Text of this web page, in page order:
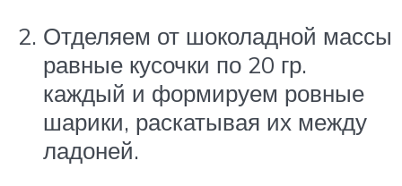
Отделяем от шоколадной массы
равные кусочки по 20 гр.
каждый и формируем ровные
шарики, раскатывая их между
ладоней.